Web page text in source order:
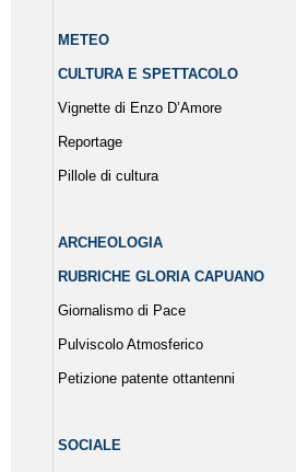
METEO
CULTURA E SPETTACOLO
Vignette di Enzo D’Amore
Reportage
Pillole di cultura
ARCHEOLOGIA
RUBRICHE GLORIA CAPUANO
Giornalismo di Pace
Pulviscolo Atmosferico
Petizione patente ottantenni
SOCIALE